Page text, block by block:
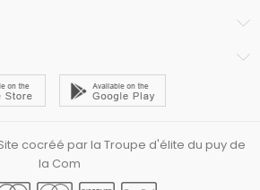
cocréé par la Troupe d'élite du puy de
la Com